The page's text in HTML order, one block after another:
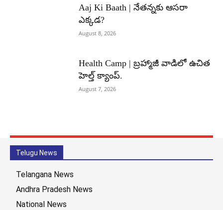
Aaj Ki Baath | నేతన్నకు ఆసరా
ఎక్కడ?
August 8, 2026
Health Camp | బ్రహ్మాజీ వాడిలో ఉచిత
హెల్త్ క్యాంప్.
August 7, 2026
Telugu News
Telangana News
Andhra Pradesh News
National News